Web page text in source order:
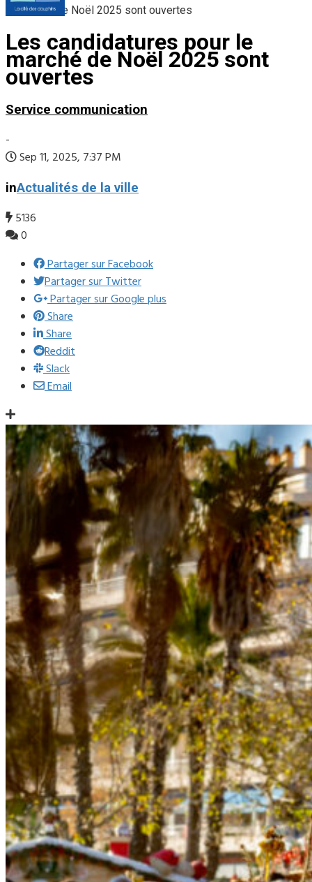
le marché de Noël 2025 sont ouvertes
Les candidatures pour le
marché de Noël 2025 sont
ouvertes
Service communication
-
Sep 11, 2025, 7:37 PM
inActualités de la ville
5136
0
Partager sur Facebook
Partager sur Twitter
Partager sur Google plus
Share
Share
Reddit
Slack
Email